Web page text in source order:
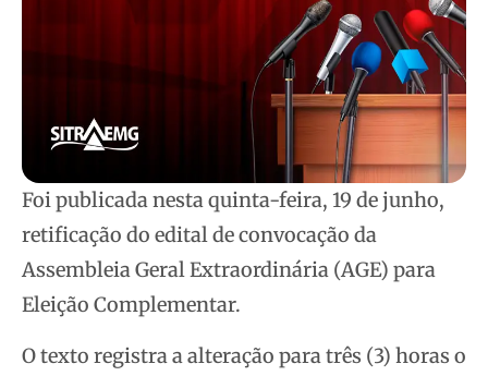
Foi publicada nesta quinta-feira, 19 de junho,
retificação do edital de convocação da
Assembleia Geral Extraordinária (AGE) para
Eleição Complementar.
O texto registra a alteração para três (3) horas o